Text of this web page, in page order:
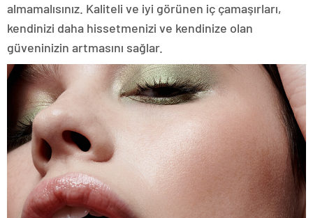
almamalısınız. Kaliteli ve iyi görünen iç çamaşırları,
kendinizi daha hissetmenizi ve kendinize olan
güveninizin artmasını sağlar.